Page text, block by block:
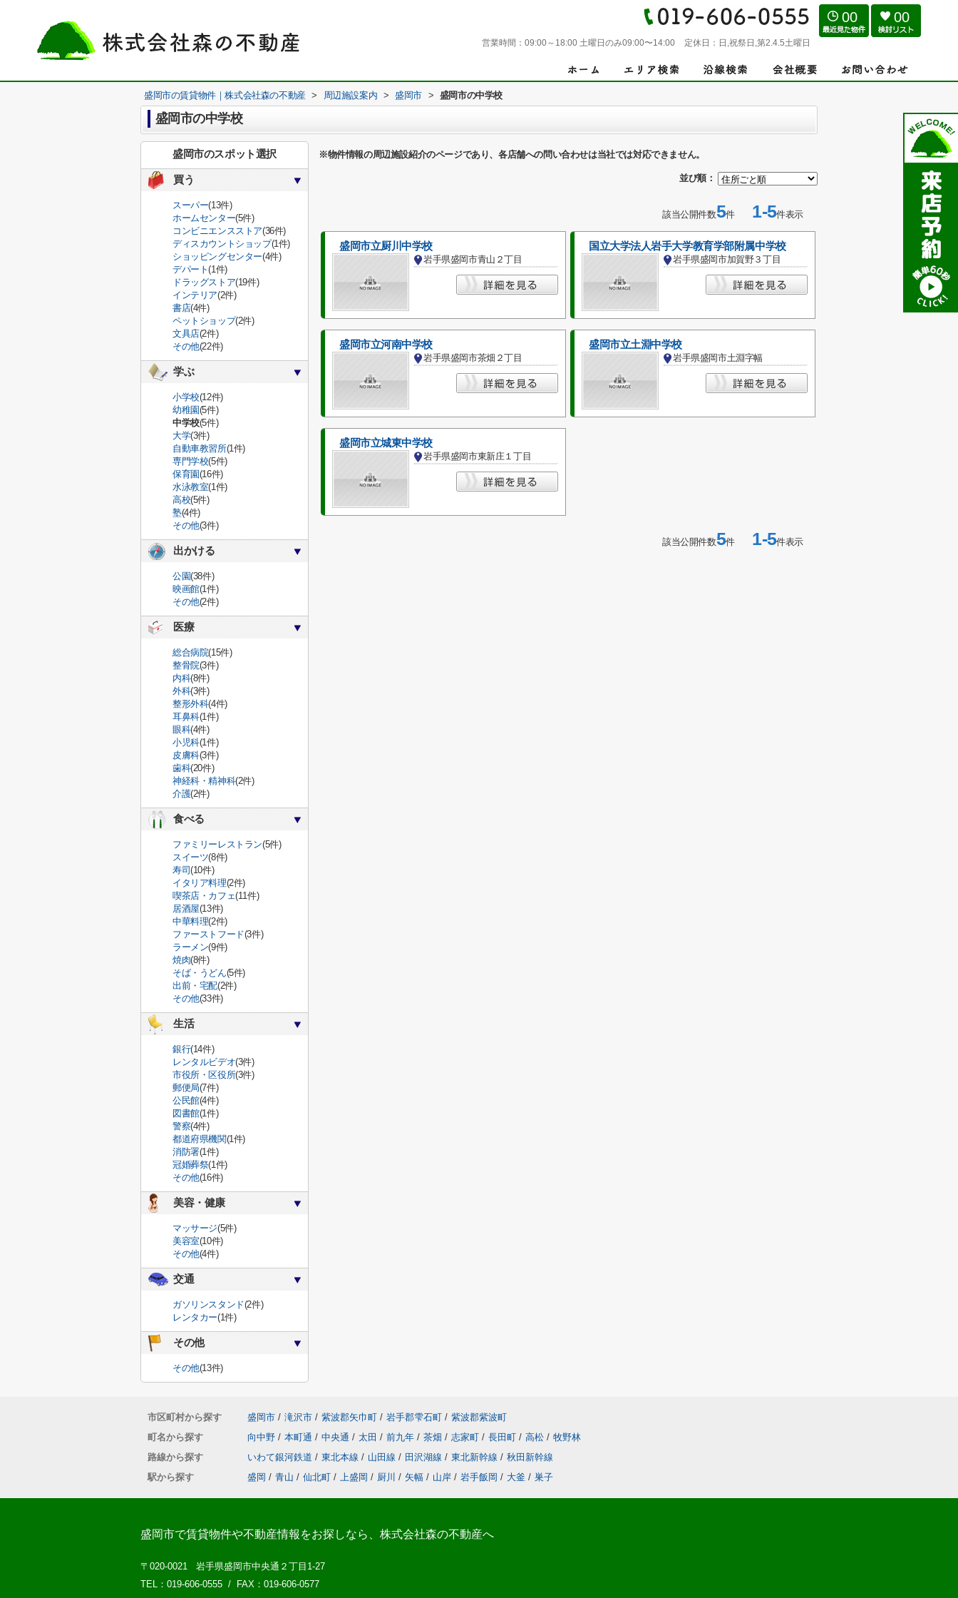
営業時間： 09:00～18:00 土曜日のみ09:00〜14:00 定休日： 日,祝祭日,第2.4.5土曜日
00 00
盛岡市の賃貸物件｜株式会社森の不動産 > 周辺施設案内 > 盛岡市 > 盛岡市の中学校
盛岡市の中学校
※物件情報の周辺施設紹介のページであり、各店舗への問い合わせは当社では対応できません。
並び順：
該当公開件数5件1-5件表示
盛岡市立厨川中学校
岩手県盛岡市青山２丁目
国立大学法人岩手大学教育学部附属中学校
岩手県盛岡市加賀野３丁目
盛岡市立河南中学校
岩手県盛岡市茶畑２丁目
盛岡市立土淵中学校
岩手県盛岡市土淵字幅
盛岡市立城東中学校
岩手県盛岡市東新庄１丁目
該当公開件数5件1-5件表示
盛岡市のスポット選択
買う
スーパー(13件)
ホームセンター(5件)
コンビニエンスストア(36件)
ディスカウントショップ(1件)
ショッピングセンター(4件)
デパート(1件)
ドラッグストア(19件)
インテリア(2件)
書店(4件)
ペットショップ(2件)
文具店(2件)
その他(22件)
学ぶ
小学校(12件)
幼稚園(5件)
中学校(5件)
大学(3件)
自動車教習所(1件)
専門学校(5件)
保育園(16件)
水泳教室(1件)
高校(5件)
塾(4件)
その他(3件)
出かける
公園(38件)
映画館(1件)
その他(2件)
医療
総合病院(15件)
整骨院(3件)
内科(8件)
外科(3件)
整形外科(4件)
耳鼻科(1件)
眼科(4件)
小児科(1件)
皮膚科(3件)
歯科(20件)
神経科・精神科(2件)
介護(2件)
食べる
ファミリーレストラン(5件)
スイーツ(8件)
寿司(10件)
イタリア料理(2件)
喫茶店・カフェ(11件)
居酒屋(13件)
中華料理(2件)
ファーストフード(3件)
ラーメン(9件)
焼肉(8件)
そば・うどん(5件)
出前・宅配(2件)
その他(33件)
生活
銀行(14件)
レンタルビデオ(3件)
市役所・区役所(3件)
郵便局(7件)
公民館(4件)
図書館(1件)
警察(4件)
都道府県機関(1件)
消防署(1件)
冠婚葬祭(1件)
その他(16件)
美容・健康
マッサージ(5件)
美容室(10件)
その他(4件)
交通
ガソリンスタンド(2件)
レンタカー(1件)
その他
その他(13件)
市区町村から探す 盛岡市 / 滝沢市 / 紫波郡矢巾町 / 岩手郡雫石町 / 紫波郡紫波町
町名から探す
向中野 / 本町通 / 中央通 / 太田 / 前九年 / 茶畑 / 志家町 / 長田町 / 高松 / 牧野林
路線から探す
いわて銀河鉄道 / 東北本線 / 山田線 / 田沢湖線 / 東北新幹線 / 秋田新幹線
駅から探す
盛岡 / 青山 / 仙北町 / 上盛岡 / 厨川 / 矢幅 / 山岸 / 岩手飯岡 / 大釜 / 巣子
盛岡市で賃貸物件や不動産情報をお探しなら、株式会社森の不動産へ
〒020-0021 岩手県盛岡市中央通２丁目1-27
TEL：019-606-0555 / FAX：019-606-0577